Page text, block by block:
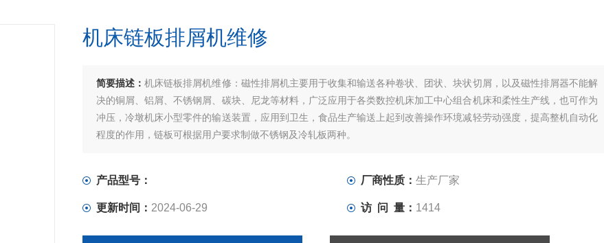
机床链板排屑机维修
简要描述：机床链板排屑机维修：磁性排屑机主要用于收集和输送各种卷状、团状、块状切屑，以及磁性排屑器不能解
决的铜屑、铝屑、不锈钢屑、碳块、尼龙等材料，广泛应用于各类数控机床加工中心组合机床和柔性生产线，也可作为
冲压，冷墩机床小型零件的输送装置，应用到卫生，食品生产输送上起到改善操作环境减轻劳动强度，提高整机自动化
程度的作用，链板可根据用户要求制做不锈钢及冷轧板两种。
产品型号： 厂商性质： 生产厂家
更新时间： 2024-06-29 访 问 量： 1414